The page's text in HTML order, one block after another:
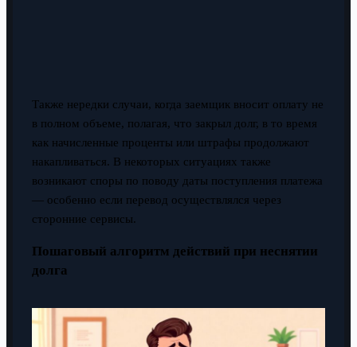
Также нередки случаи, когда заемщик вносит оплату не
в полном объеме, полагая, что закрыл долг, в то время
как начисленные проценты или штрафы продолжают
накапливаться. В некоторых ситуациях также
возникают споры по поводу даты поступления платежа
— особенно если перевод осуществлялся через
сторонние сервисы.
Пошаговый алгоритм действий при неснятии
долга